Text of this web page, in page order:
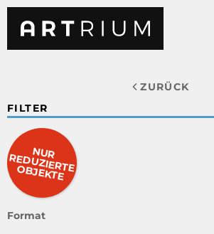
ZURÜCK
FILTER
NUR
RED
UZIERTE O
BJEKTE
Format